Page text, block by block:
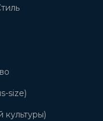
size)
культуры)